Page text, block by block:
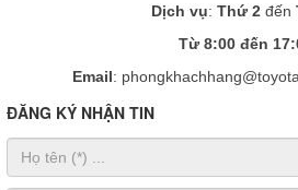
Dịch vụ: Thứ 2 đến
Từ 8:00 đến
Email:
ĐĂNG KÝ NHẬN TIN